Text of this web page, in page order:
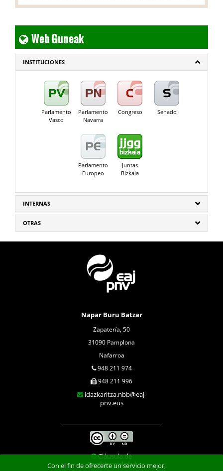
Web Guneak
INSTITUCIONES
Parlamento
Vasco
Parlamento
Navarra
Congreso Senado
Parlamento
Europeo
Juntas
Bizkaia
INTERNAS
OTRAS
Napar Buru Batzar
Zapatería, 50
31090 Pamplona
Nafarroa
948 211 974
948 211 996
idazkaritza.nbb@eaj-
pnv.eus
Cláusula de
Confidencialidad
Con el fin de ofrecerte un servicio mejor,